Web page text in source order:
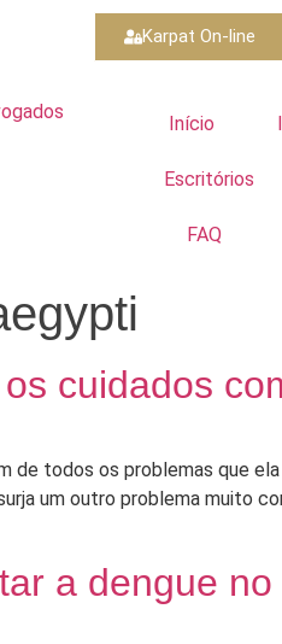
Karpat On-line
Início
Escritórios
FAQ
cuidados
de todos os problemas que
um outro problema muito
a dengue